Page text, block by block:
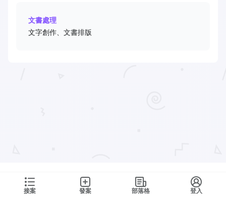
接案 發案 部落格 登入
文書處理
文字創作、文書排版